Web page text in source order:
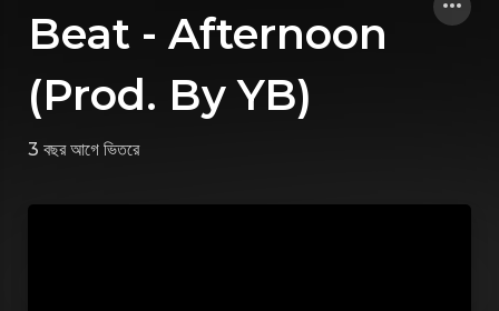
Beat - Afternoon
(Prod. By YB)
3 বছর আগে ভিতরে